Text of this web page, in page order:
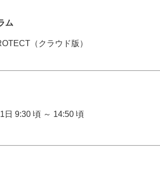
ム
（クラウド版）
日 9:30 頃 ～ 14:50 頃